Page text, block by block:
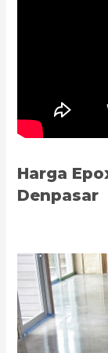
Harga
Denpasar